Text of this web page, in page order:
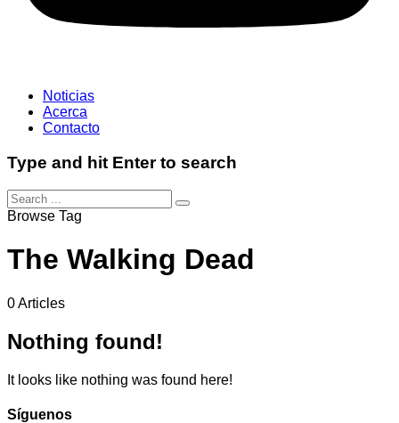
Noticias
Acerca
Contacto
Type and hit Enter to search
Browse Tag
The Walking Dead
0 Articles
Nothing found!
It looks like nothing was found here!
Síguenos